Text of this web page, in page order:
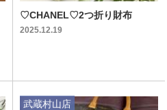
♡CHANEL♡2つ折り財布
2025.12.19
武蔵村山店